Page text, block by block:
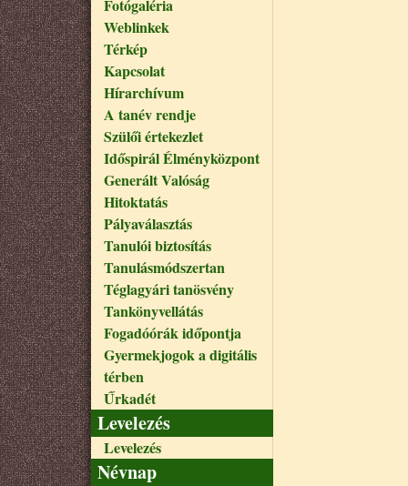
Fotógaléria
Weblinkek
Térkép
Kapcsolat
Hírarchívum
A tanév rendje
Szülői értekezlet
Időspirál Élményközpont
Generált Valóság
Hitoktatás
Pályaválasztás
Tanulói biztosítás
Tanulásmódszertan
Téglagyári tanösvény
Tankönyvellátás
Fogadóórák időpontja
Gyermekjogok a digitális
térben
Űrkadét
Levelezés
Levelezés
Névnap